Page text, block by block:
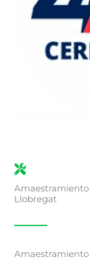
Llobregat